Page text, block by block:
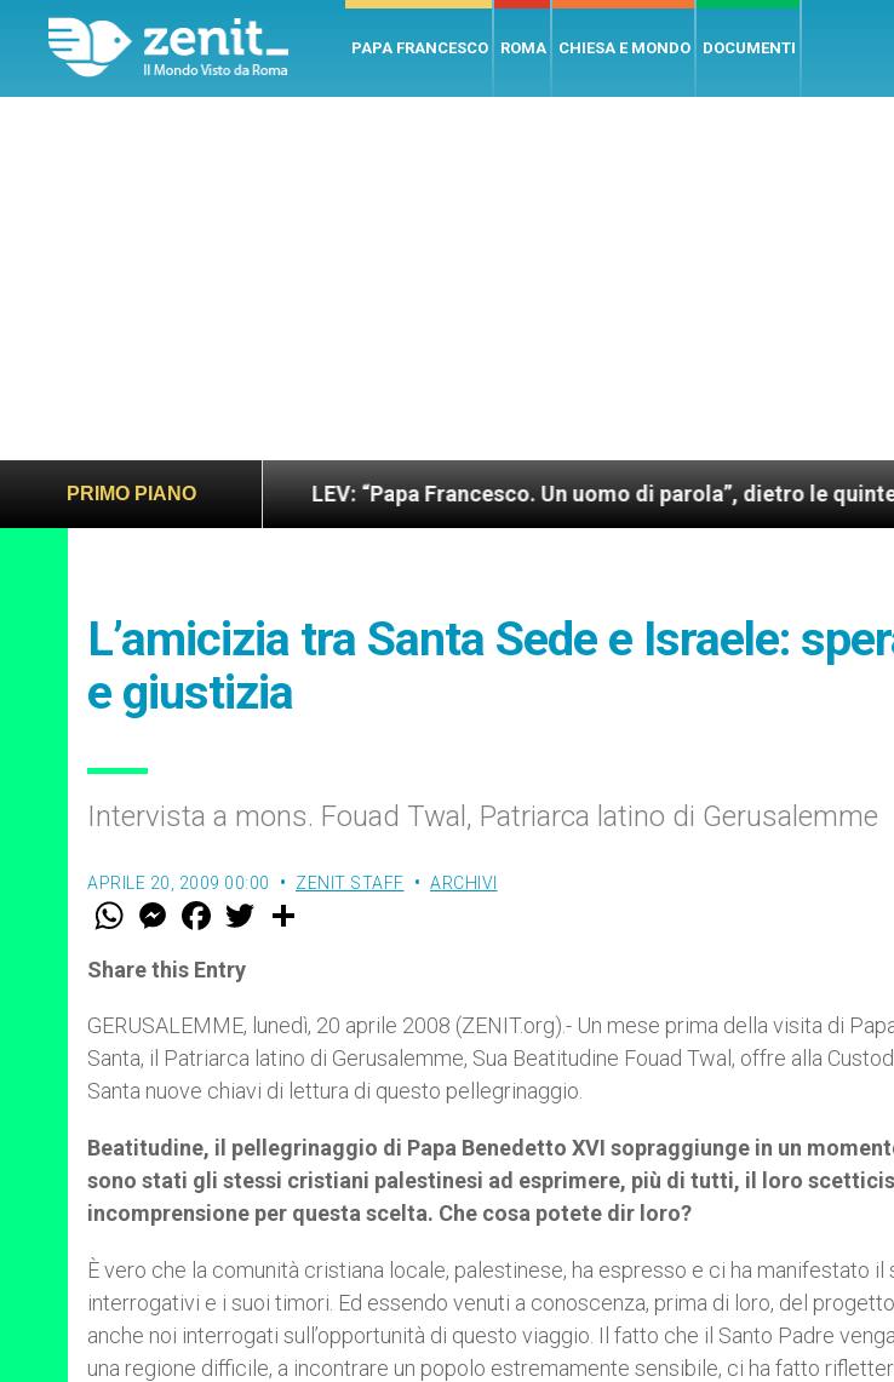
PAPA FRANCESCO ROMA CHIESA E MONDO DOCUMENTI
PRIMO PIANO
e giusto LEV: “Papa Francesco. Un uomo di parola”, dietro le quinte
L’amicizia tra Santa Sede e Israele:
e giustizia
Intervista a mons. Fouad Twal, Patriarca latino di Gerusalemme
APRILE 20, 2009 00:00 ZENIT STAFF ARCHIVI
W
t
s
p
p
M
e
s
e
g
e
r
F
a
e
b
o
k
w
r
Share this Entry
GERUSALEMME, lunedì, 20 aprile 2008 (ZENIT.org).- Un mese prima della visita di
Santa, il Patriarca latino di Gerusalemme, Sua Beatitudine Fouad Twal, offre alla
Santa nuove chiavi di lettura di questo pellegrinaggio.
Beatitudine, il pellegrinaggio di Papa Benedetto XVI sopraggiunge in un
sono stati gli stessi cristiani palestinesi ad esprimere, più di tutti, il loro
incomprensione per questa scelta. Che cosa potete dir loro?
È vero che la comunità cristiana locale, palestinese, ha espresso e ci ha manifestato il
interrogativi e i suoi timori. Ed essendo venuti a conoscenza, prima di loro, del
anche noi interrogati sull’opportunità di questo viaggio. Il fatto che il Santo Padre
una regione difficile, a incontrare un popolo estremamente sensibile, ci ha fatto